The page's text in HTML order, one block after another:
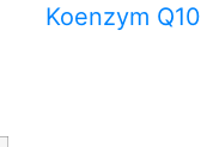
Koenzym Q10